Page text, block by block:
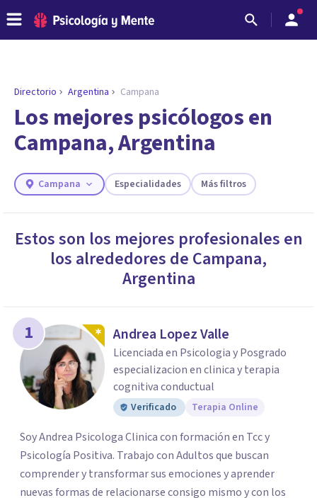
ENCONTRAR MI TERAPEUTA
¿Necesitas ayuda para encontrar el
psicólogo adecuado?
Responde a unas breves preguntas y te ofreceremos
necesidades.
Directorio Argentina Campana
Los mejores psicólogos en
Campana, Argentina
Campana Especialidades Más filtros
Estos son los mejores profesionales en
los alrededores de Campana,
Argentina
1 Andrea Lopez Valle
Licenciada en Psicologia y Posgrado
especializacion en clinica y terapia
cognitiva conductual
Verificado Terapia Online
Soy Andrea Psicologa Clinica con formación en Tcc y
Psicología Positiva. Trabajo con Adultos que buscan
comprender y transformar sus emociones y aprender
nuevas formas de relacionarse consigo mismo y con los